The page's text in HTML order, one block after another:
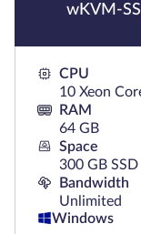
wKVM-
CPU
10 Xeon
RAM
64 GB
Space
300 GB SSD
Bandwidth
Unlimited
Windows